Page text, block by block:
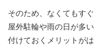
そのため、なくてもす
屋外駐輪や雨の日が多
付けておくメリットが